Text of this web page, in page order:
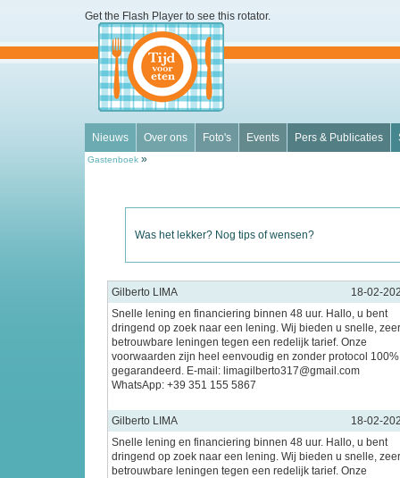
Get the Flash Player to see this rotator.
Nieuws Over ons Foto's Events Pers & Publicaties
Gastenboek »
Was het lekker? Nog tips of wensen?
Gilberto LIMA
18-02-
Snelle lening en financiering binnen 48 uur. Hallo, u bent
dringend op zoek naar een lening. Wij bieden u snelle, zeer
betrouwbare leningen tegen een redelijk tarief. Onze
voorwaarden zijn heel eenvoudig en zonder protocol 100%
gegarandeerd. E-mail: limagilberto317@gmail.com
WhatsApp: +39 351 155 5867
Gilberto LIMA
18-02-
Snelle lening en financiering binnen 48 uur. Hallo, u bent
dringend op zoek naar een lening. Wij bieden u snelle, zeer
betrouwbare leningen tegen een redelijk tarief. Onze